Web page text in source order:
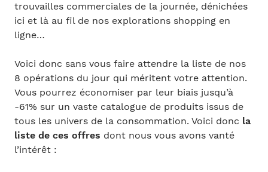
trouvailles commerciales de la journée, dénichées
ici et là au fil de nos explorations shopping en
ligne…
Voici donc sans vous faire attendre la liste de nos
8 opérations du jour qui méritent votre attention.
Vous pourrez économiser par leur biais jusqu’à
-61% sur un vaste catalogue de produits issus de
tous les univers de la consommation. Voici donc la
liste de ces offres dont nous vous avons vanté
l’intérêt :